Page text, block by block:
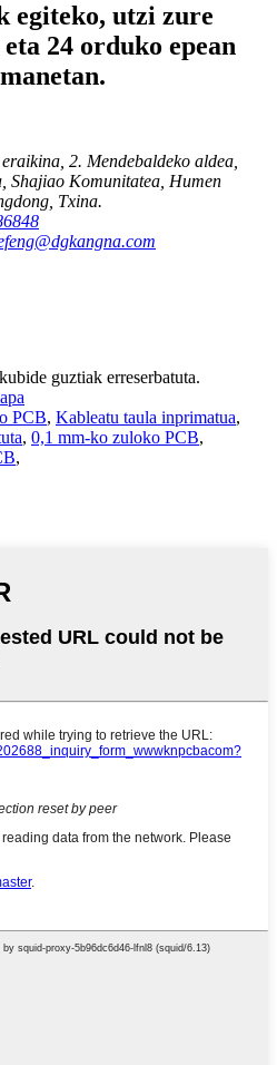
egiteko, utzi zure
24 orduko epean
2. Mendebaldeko aldea,
Shajiao Komunitatea, Humen
Txina.
guztiak erreserbatuta.
PCB, Kableatu taula inprimatua,
, 0,1 mm-ko zuloko PCB,
,